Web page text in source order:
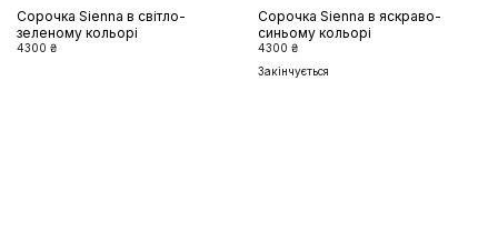
Сорочка Sienna в світло-
зеленому кольорі
4300 ₴
Сорочка Sienna в яскраво-
синьому кольорі
4300 ₴
Закінчується